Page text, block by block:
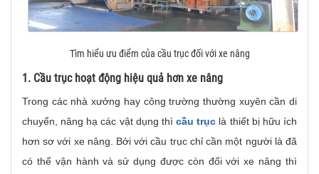
Tìm hiểu ưu điểm của cầu trục đối với xe nâng
1. Cầu trục hoạt động hiệu quả hơn xe nâng
Trong các nhà xưởng hay công trường thường xuyên cần di
chuyển, nâng hạ các vật dụng thìcầu trục là thiết bị hữu ích
hơn sơ với xe nâng. Bởi với cầu trục chỉ cần một người là đã
có thể vận hành và sử dụng được còn đối với xe nâng thì